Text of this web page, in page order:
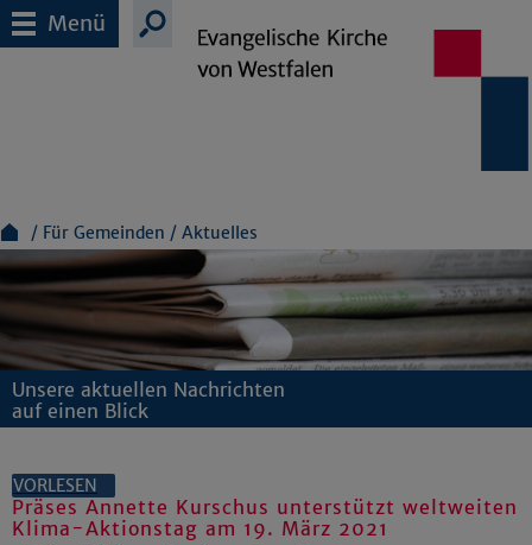
Menü
Für Gemeinden Aktuelles
Unsere aktuellen Nachrichten
auf einen Blick
VORLESEN
Präses Annette Kurschus unterstützt weltweiten
Klima-Aktionstag am 19. März 2021